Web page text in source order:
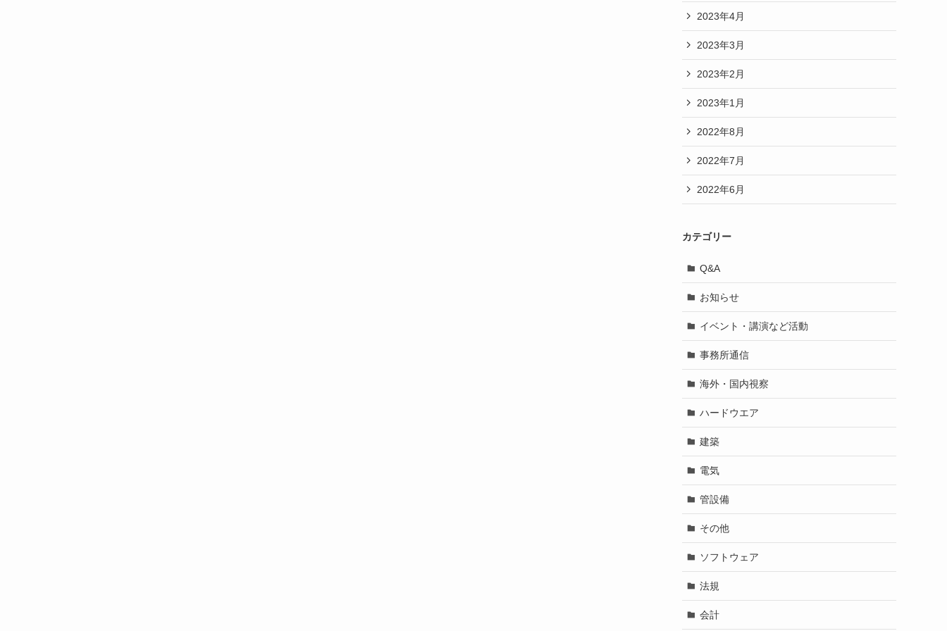
2023年4月
2023年3月
2023年2月
2023年1月
2022年8月
2022年7月
2022年6月
カテゴリー
Q&A
お知らせ
イベント・講演など活動
事務所通信
海外・国内視察
ハードウエア
建築
電気
管設備
その他
ソフトウェア
法規
会計